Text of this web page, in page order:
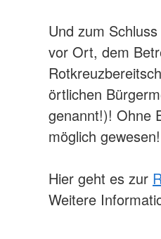
Und zum
vor Ort, dem
örtlichen
genannt!)! Ohne
möglich gewesen!
Hier geht es zur
Weitere